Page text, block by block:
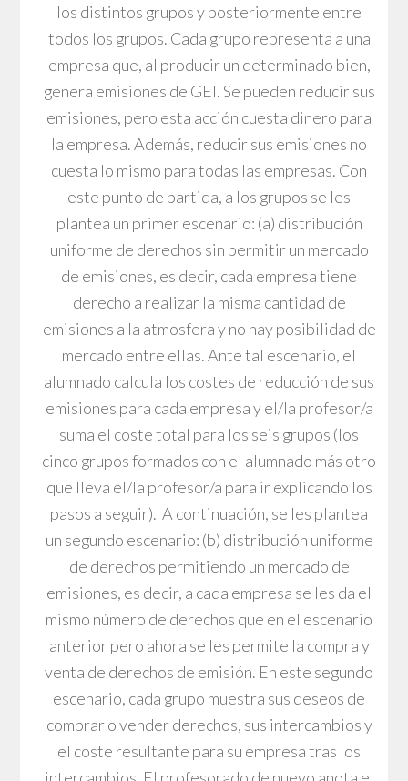
los distintos grupos y posteriormente entre
todos los grupos. Cada grupo representa a una
empresa que, al producir un determinado bien,
genera emisiones de GEI. Se pueden reducir sus
emisiones, pero esta acción cuesta dinero para
la empresa. Además, reducir sus emisiones no
cuesta lo mismo para todas las empresas. Con
este punto de partida, a los grupos se les
plantea un primer escenario: (a) distribución
uniforme de derechos sin permitir un mercado
de emisiones, es decir, cada empresa tiene
derecho a realizar la misma cantidad de
emisiones a la atmosfera y no hay posibilidad de
mercado entre ellas. Ante tal escenario, el
alumnado calcula los costes de reducción de sus
emisiones para cada empresa y el/la profesor/a
suma el coste total para los seis grupos (los
cinco grupos formados con el alumnado más otro
que lleva el/la profesor/a para ir explicando los
pasos a seguir). A continuación, se les plantea
un segundo escenario: (b) distribución uniforme
de derechos permitiendo un mercado de
emisiones, es decir, a cada empresa se les da el
mismo número de derechos que en el escenario
anterior pero ahora se les permite la compra y
venta de derechos de emisión. En este segundo
escenario, cada grupo muestra sus deseos de
comprar o vender derechos, sus intercambios y
el coste resultante para su empresa tras los
intercambios. El profesorado de nuevo anota el